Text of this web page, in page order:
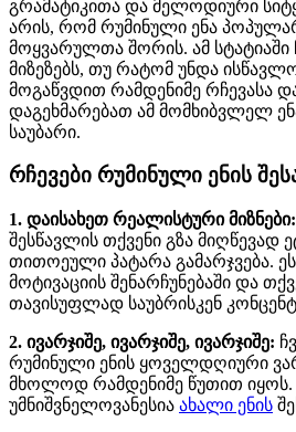
გრამატიკითა და მელოდიური
არის, რომ რუმინული ენა
მოყვარულთა შორის. ამ სტატიაში
მიზეზებს, თუ რატომ უნდა
მოგაწვდით რამდენიმე რჩევასა
დაგეხმარებათ ამ მომხიბვლელ
საუბარი.
რჩევები რუმინული ენის
1. დაისახეთ რეალისტური მიზნები:
შესწავლის თქვენი გზა მიღწევად
თითოეული პატარა გამარჯვება.
მოტივაციის შენარჩუნებაში და
თავისუფლად საუბრისკენ
2. ივარჯიშე, ივარჯიშე, ივარჯიშე:
რუმინული ენის ყოველდღიური
მხოლოდ რამდენიმე წუთით
უმნიშვნელოვანესია ახალი ენის